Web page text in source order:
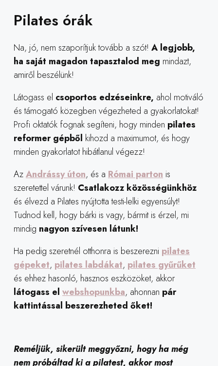
Pilates órák
Na, jó, nem szaporítjuk tovább a szót! A legjobb,
ha saját magadon tapasztalod meg mindazt,
amiről beszélünk!
Látogass el csoportos edzéseinkre, ahol motiváló
és támogató közegben végezheted a gyakorlatokat!
Profi oktatók fognak segíteni, hogy minden pilates
reformer gépből kihozd a maximumot, és hogy
minden gyakorlatot hibátlanul végezz!
AzAndrássy úton, és a Római parton is
szeretettel várunk! Csatlakozz közösségünkhöz
és élvezd a Pilates nyújtotta testi-lelki egyensúlyt!
Tudnod kell, hogy bárki is vagy, bármit is érzel, mi
mindig nagyon szívesen látunk!
Ha pedig szeretnél otthonra is beszerezni pilates
gépeket, pilates labdákat, pilates gyűrűket
és ehhez hasonló, hasznos eszközöket, akkor
látogass el webshopunkba, ahonnan pár
kattintással beszerezheted őket!
Reméljük, sikerült meggyőzni, hogy ha még
nem próbáltad ki a pilatest, akkor most